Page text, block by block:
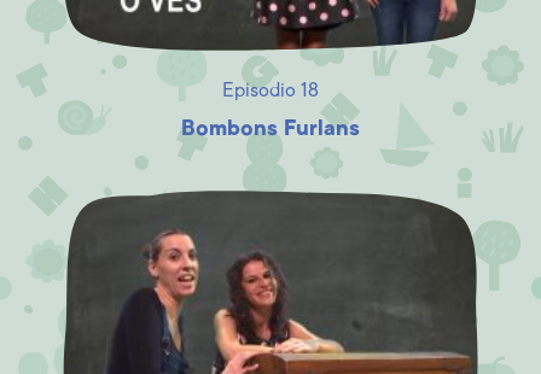
Episodio 18
Bombons Furlans